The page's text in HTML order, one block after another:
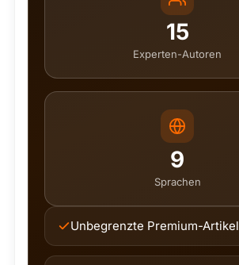
15
Experten-Autoren
9
Sprachen
Unbegrenzte Premium-Artikel